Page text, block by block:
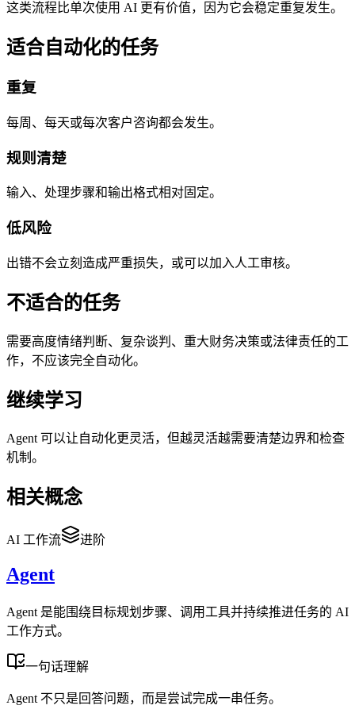
这类流程比单次使用 AI 更有价值，因为它会稳定重复发生。
适合自动化的任务
重复
每周、每天或每次客户咨询都会发生。
规则清楚
输入、处理步骤和输出格式相对固定。
低风险
出错不会立刻造成严重损失，或可以加入人工审核。
不适合的任务
需要高度情绪判断、复杂谈判、重大财务决策或法律责任的工
作，不应该完全自动化。
继续学习
Agent 可以让自动化更灵活，但越灵活越需要清楚边界和检查
机制。
相关概念
AI 工作流 进阶
Agent
Agent 是能围绕目标规划步骤、调用工具并持续推进任务的 AI
工作方式。
一句话理解
Agent 不只是回答问题，而是尝试完成一串任务。